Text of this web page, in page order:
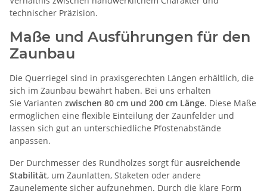
technischer Präzision.
Maße und Ausführungen für den
Zaunbau
Die Querriegel sind in praxisgerechten Längen erhältlich, die
sich im Zaunbau bewährt haben. Bei uns erhalten
Sie Varianten zwischen 80 cm und 200 cm Länge. Diese Maße
ermöglichen eine flexible Einteilung der Zaunfelder und
lassen sich gut an unterschiedliche Pfostenabstände
anpassen.
Der Durchmesser des Rundholzes sorgt für ausreichende
Stabilität, um Zaunlatten, Staketen oder andere
Zaunelemente sicher aufzunehmen. Durch die klare Form